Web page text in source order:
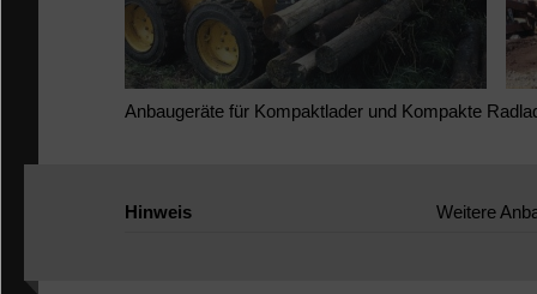
Anbaugeräte für Kompaktlader und Kompakte
Hinweis Weitere